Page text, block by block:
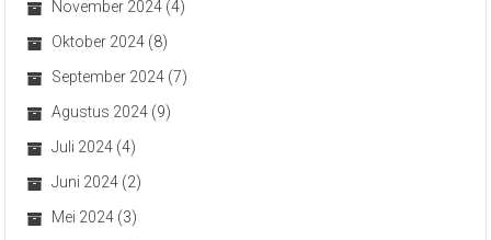
November 2024 (4)
Oktober 2024 (8)
September 2024 (7)
Agustus 2024 (9)
Juli 2024 (4)
Juni 2024 (2)
Mei 2024 (3)